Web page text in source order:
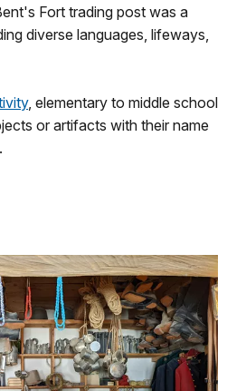
Fort trading post was a
diverse languages, lifeways,
, elementary to middle school
or artifacts with their name